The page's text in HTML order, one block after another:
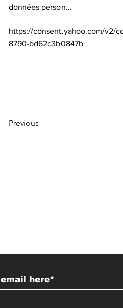
données person…
https://consent.yahoo.com/v2/
8790-bd62c3b0847b
Previous